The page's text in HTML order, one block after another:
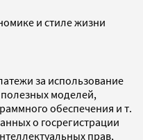
и стиле жизни
за использование
моделей,
обеспечения и т.
о госрегистрации
прав,